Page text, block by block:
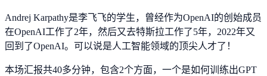
Andrej Karpathy是李飞飞的学生，曾经作为OpenAI的创始成员
在OpenAI工作了2年，然后又去特斯拉工作了5年，2022年又
回到了OpenAI。可以说是人工智能领域的顶尖人才了！
本场汇报共40多分钟，包含2个方面，一个是如何训练出GPT